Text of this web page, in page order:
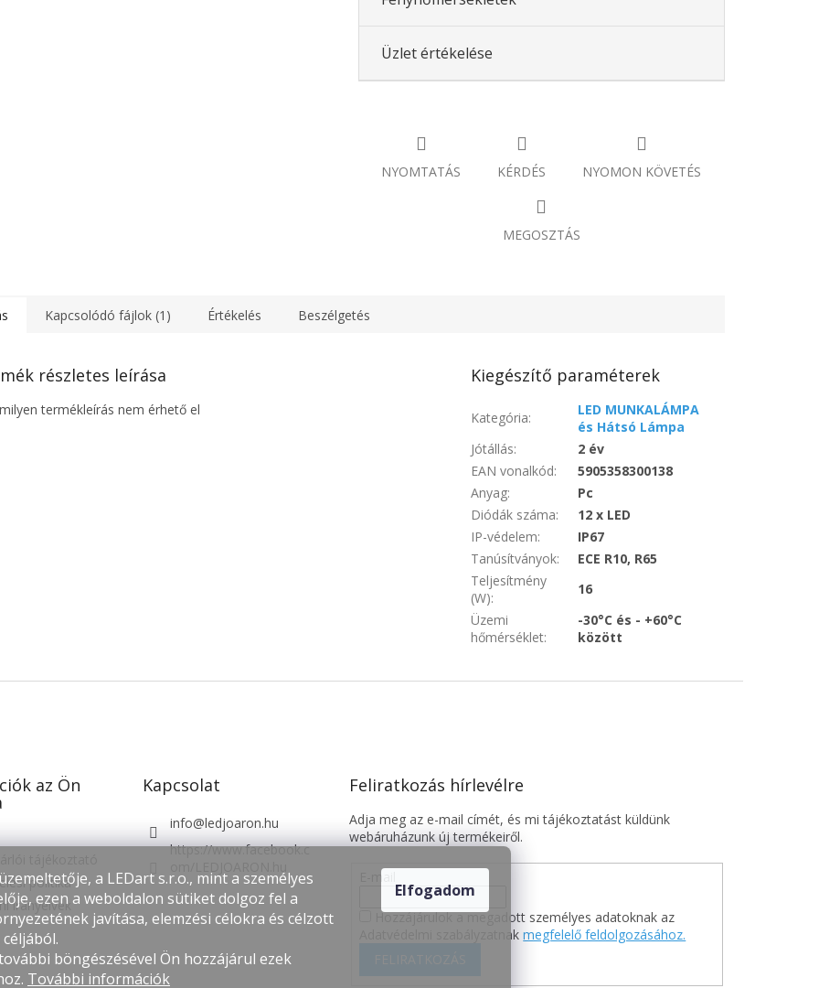
a LEDart s.r.o., mint a személyes
ezen a weboldalon sütiket dolgoz fel a
javítása, elemzési célokra és célzott
böngészésével Ön hozzájárul ezek
További információk
Elfogadom
Üzlet értékelése
NYOMTATÁS KÉRDÉS NYOMON KÖVETÉS
MEGOSZTÁS
Kapcsolódó fájlok (1) Értékelés Beszélgetés
részletes leírása
termékleírás nem érhető el
Kiegészítő paraméterek
Kategória:
LED MUNKALÁMPA
és Hátsó Lámpa
Jótállás:
2 év
EAN vonalkód:
5905358300138
Anyag:
Pc
Diódák száma:
12 x LED
IP-védelem:
IP67
Tanúsítványok:
ECE R10, R65
Teljesítmény
(W):
16
Üzemi
hőmérséklet:
-30°C és - +60°C
között
az Ön
politika
irányelvek
Kapcsolat
info@ledjoaron.hu
https://www.facebook.c
Feliratkozás hírlevélre
Adja meg az e-mail címét, és mi tájékoztatást küldünk
webáruházunk új termékeiről.
E-mail
Hozzájárulok a megadott személyes adatoknak az
Adatvédelmi szabályzatnakmegfelelő feldolgozásához.